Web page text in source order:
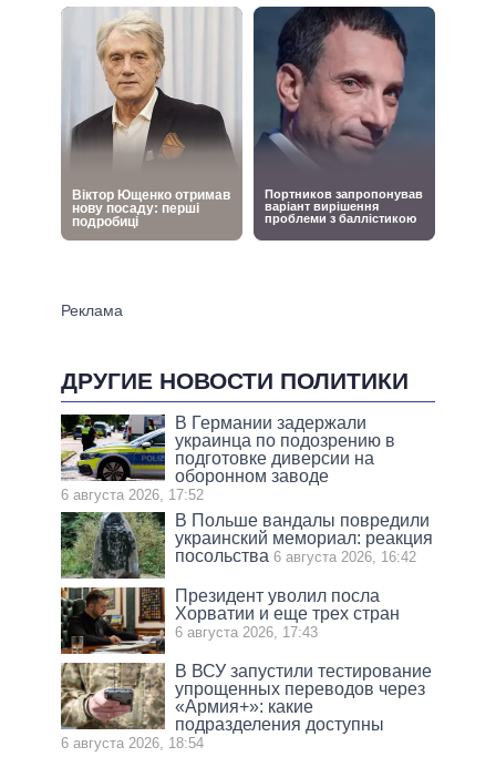
ДРУГИЕ НОВОСТИ ПОЛИТИКИ
В Германии задержали
украинца по подозрению в
подготовке диверсии на
оборонном заводе
6 августа 2026, 17:52
В Польше вандалы повредили
украинский мемориал: реакция
посольства 6 августа 2026, 16:42
Президент уволил посла
Хорватии и еще трех стран
6 августа 2026, 17:43
В ВСУ запустили тестирование
упрощенных переводов через
«Армия+»: какие
подразделения доступны
6 августа 2026, 18:54